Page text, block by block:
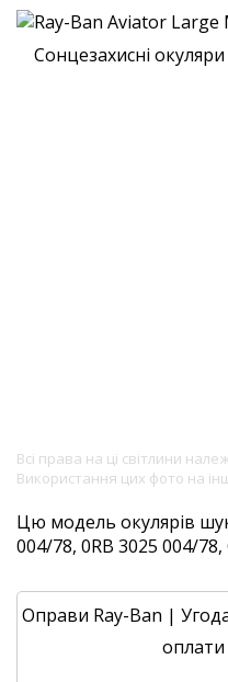
Всі права на ці світлини
Використання цих фото на
Цю модель окулярів
004/78, 0RB 3025 004/78,
Оправи Ray-Ban |
оплати